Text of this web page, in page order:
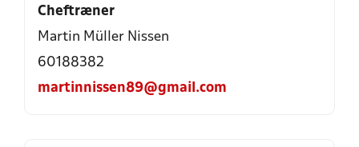
Cheftræner
Martin Müller Nissen
60188382
martinnissen89@gmail.com